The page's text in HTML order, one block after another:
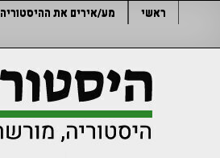
ראשי מע/אירים את ההיסטוריה